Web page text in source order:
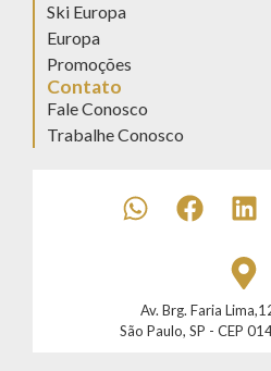
Ski Europa
Europa
Promoções
Contato
Fale Conosco
Trabalhe Conosco
Av. Brg. Faria
São Paulo, SP - CEP